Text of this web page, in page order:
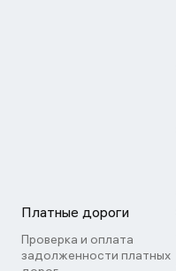
Платные дороги
Проверка и оплата
задолженности платных